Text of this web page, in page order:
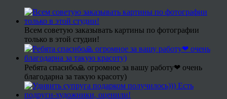
Всем советую заказывать картины по фотографии
только в этой студии!
Ребята спасибо🙏 огромное за вашу работу❤ очень
благодарна за такую красоту)